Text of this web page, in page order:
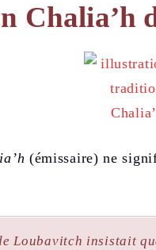
Chalia’h
(émissaire) ne
Loubavitch insistait